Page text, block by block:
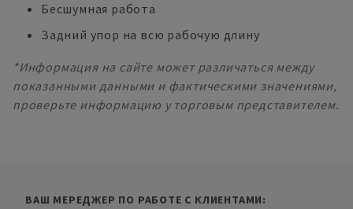
Бесшумная работа
Задний упор на всю рабочую длину
*Информация на сайте может различаться между
показанными данными и фактическими значениями,
проверьте информацию у торговым представителем.
ВАШ МЕРЕДЖЕР ПО РАБОТЕ С КЛИЕНТАМИ: